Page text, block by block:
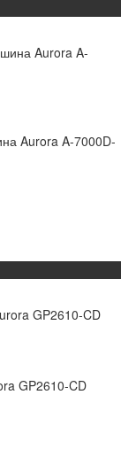
Aurora A-7000D-
GP2610-CD